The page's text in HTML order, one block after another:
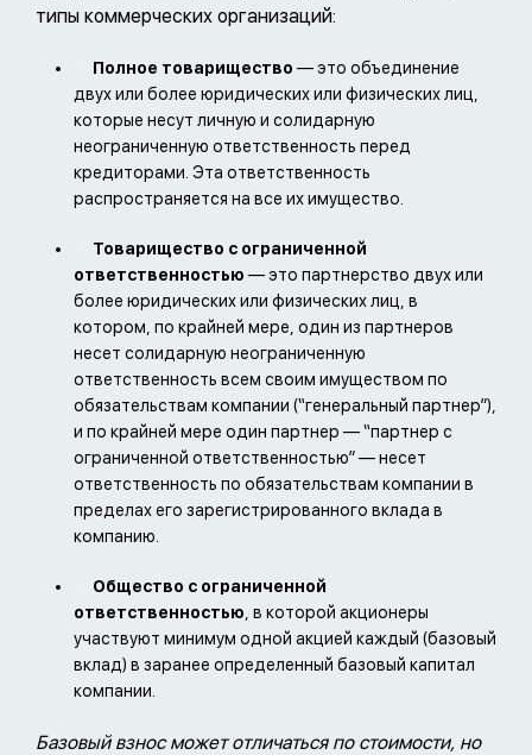
типы коммерческих организаций:
Полное товарищество — это объединение
двух или более юридических или физических лиц,
которые несут личную и солидарную
неограниченную ответственность перед
кредиторами. Эта ответственность
распространяется на все их имущество.
Товарищество с ограниченной
ответственностью — это партнерство двух или
более юридических или физических лиц, в
котором, по крайней мере, один из партнеров
несет солидарную неограниченную
ответственность всем своим имуществом по
обязательствам компании (“генеральный партнер”),
и по крайней мере один партнер — “партнер с
ограниченной ответственностью” — несет
ответственность по обязательствам компании в
пределах его зарегистрированного вклада в
компанию.
Общество с ограниченной
ответственностью , в которой акционеры
участвуют минимум одной акцией каждый (базовый
вклад) в заранее определенный базовый капитал
компании.
Базовый взнос может отличаться по стоимости, но